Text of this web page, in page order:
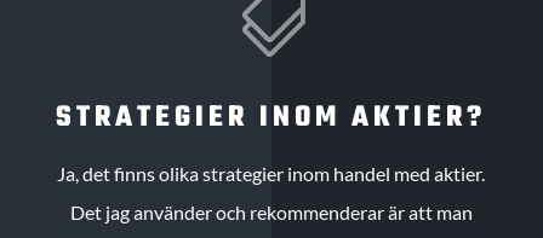

STRATEGIER INOM AKTIER?
Ja, det finns olika strategier inom handel med aktier.
Det jag använder och rekommenderar är att man